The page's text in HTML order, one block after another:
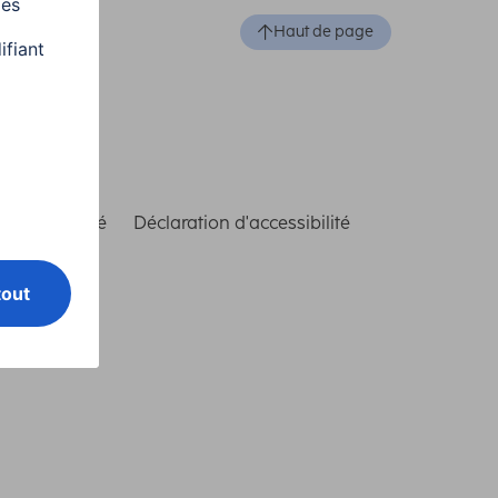
Haut de page
conformité Déclaration d'accessibilité